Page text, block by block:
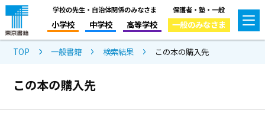
学校の先生・自治体関係のみなさま
小学校 中学校 高等学校
保護者・塾・一般
一般のみなさま
TOP 一般書籍 検索結果 この本の購入先
この本の購入先